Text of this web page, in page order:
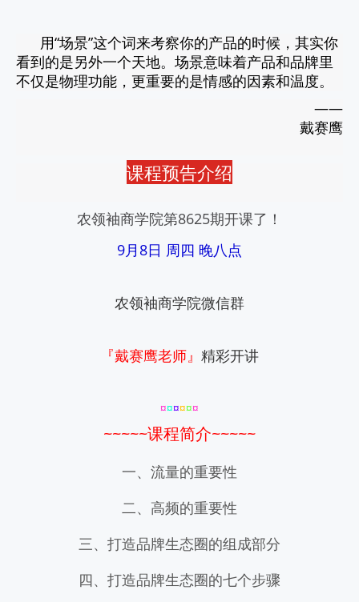
用“场景”这个词来考察你的产品的时候，其实你
看到的是另外一个天地。场景意味着产品和品牌里
不仅是物理功能，更重要的是情感的因素和温度。
——
戴赛鹰
课程预告介绍
农领袖商学院第8625期开课了！
9月8日 周四 晚八点
农领袖商学院微信群
『戴赛鹰老师』 精彩开讲
¤¤¤¤¤¤
~~~~~课程简介~~~~~
一、流量的重要性
二、高频的重要性
三、打造品牌生态圈的组成部分
四、打造品牌生态圈的七个步骤